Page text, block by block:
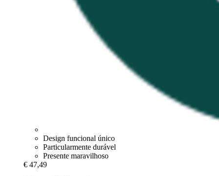
Design funcional único
Particularmente durável
Presente maravilhoso
€ 47,49